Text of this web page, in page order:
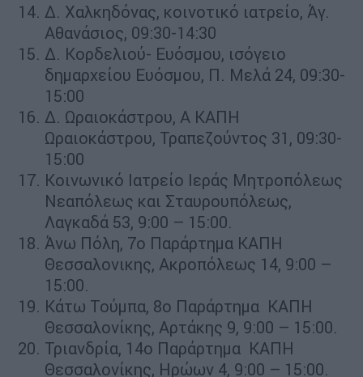
Δ. Χαλκηδόνας, κοινοτικό ιατρείο, Άγ.
Αθανάσιος, 09:30-14:30
Δ. Κορδελιού- Ευόσμου, ισόγειο
δημαρχείου Ευόσμου, Π. Μελά 24, 09:30-
15:00
Δ. Ωραιοκάστρου, Α ΚΑΠΗ
Ωραιοκάστρου, Τραπεζούντος 31, 09:30-
15:00
Κοινωνικό Ιατρείο Ιεράς Μητροπόλεως
Νεαπόλεως και Σταυρουπόλεως,
Λαγκαδά 53, 9:00 – 15:00.
Άνω Πόλη, 7ο Παράρτημα ΚΑΠΗ
Θεσσαλονικης, Ακροπόλεως 14, 9:00 –
15:00.
Κάτω Τούμπα, 8ο Παράρτημα ΚΑΠΗ
Θεσσαλονίκης, Αρτάκης 9, 9:00 – 15:00.
Τριανδρία, 14ο Παράρτημα ΚΑΠΗ
Θεσσαλονίκης, Ηρώων 4, 9:00 – 15:00.